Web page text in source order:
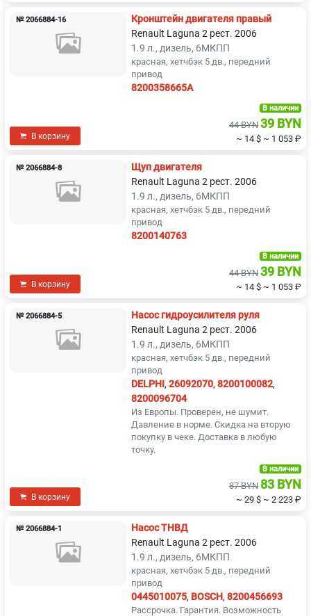
№ 2066884-16
Кронштейн двигателя правый
Renault Laguna 2 рест. 2006
1.9 л., дизель, 6МКПП
красная, хетчбэк 5 дв., передний
привод
8200358665A
В корзину
В наличии
44 BYN 39 BYN
~ 14 $ ~ 1 053 ₽
№ 2066884-8
Щуп двигателя
Renault Laguna 2 рест. 2006
1.9 л., дизель, 6МКПП
красная, хетчбэк 5 дв., передний
привод
8200140763
В корзину
В наличии
44 BYN 39 BYN
~ 14 $ ~ 1 053 ₽
№ 2066884-5
Насос гидроусилителя руля
Renault Laguna 2 рест. 2006
1.9 л., дизель, 6МКПП
красная, хетчбэк 5 дв., передний
привод
DELPHI, 26092070, 8200100082,
8200096704
Из Европы. Проверен, не шумит.
Давление в норме. Скидка на вторую
покупку в чеке. Доставка в любую
точку.
В корзину
В наличии
87 BYN 83 BYN
~ 29 $ ~ 2 223 ₽
№ 2066884-1
Насос ТНВД
Renault Laguna 2 рест. 2006
1.9 л., дизель, 6МКПП
красная, хетчбэк 5 дв., передний
привод
0445010075, BOSCH, 8200456693
Рассрочка. Гарантия. Возможность